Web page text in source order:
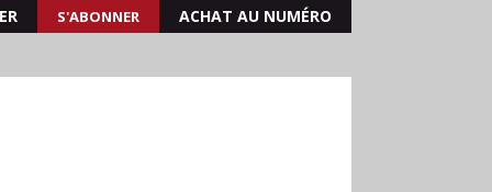
S'ABONNER ACHAT AU NUMÉRO